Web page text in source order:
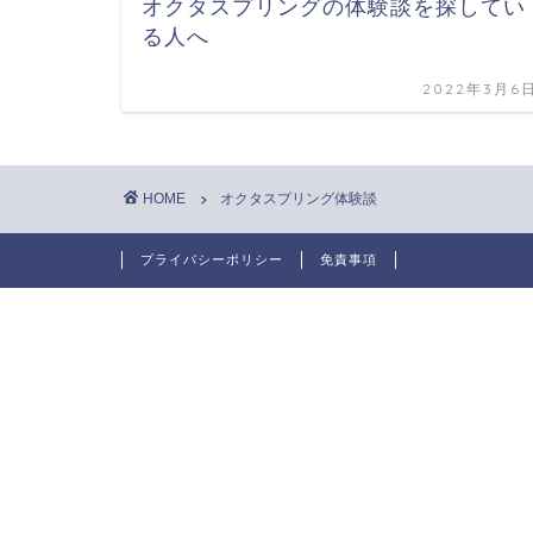
オクタスプリングの体験談を探してい
る人へ
2022年3月6
HOME オクタスプリング体験談
プライバシーポリシー 免責事項